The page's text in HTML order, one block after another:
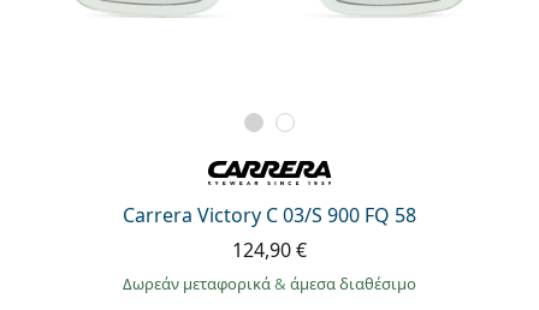
Carrera Victory C 03/S 900 FQ 58
124,90 €
Δωρεάν μεταφορικά& άμεσα διαθέσιμο